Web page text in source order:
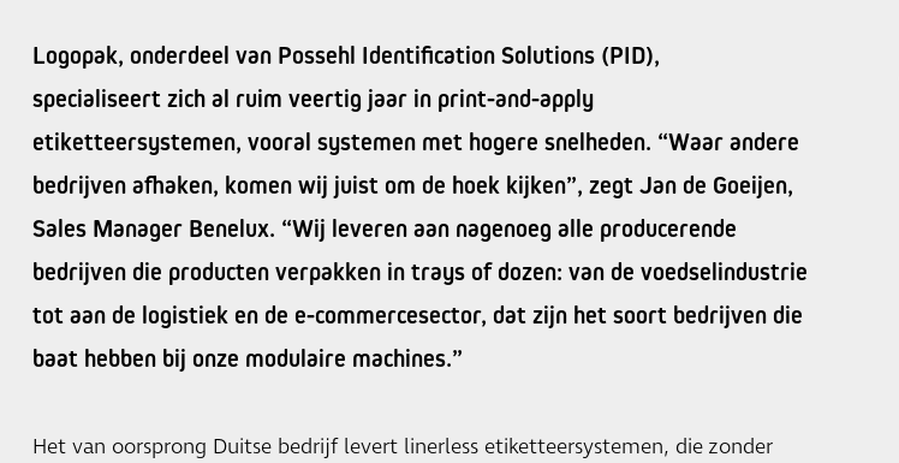
Logopak, onderdeel van Possehl Identification Solutions (PID),
specialiseert zich al ruim veertig jaar in print-and-apply
etiketteersystemen, vooral systemen met hogere snelheden. “Waar andere
bedrijven afhaken, komen wij juist om de hoek kijken”, zegt Jan de Goeijen,
Sales Manager Benelux. “Wij leveren aan nagenoeg alle producerende
bedrijven die producten verpakken in trays of dozen: van de voedselindustrie
tot aan de logistiek en de e-commercesector, dat zijn het soort bedrijven die
baat hebben bij onze modulaire machines.”
Het van oorsprong Duitse bedrijf levert linerless etiketteersystemen, die zonder